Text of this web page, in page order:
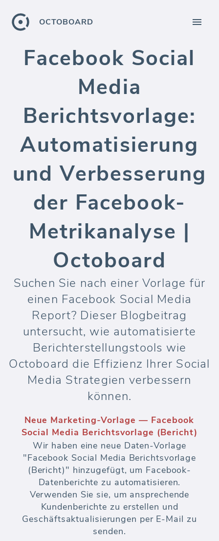
OCTOBOARD
Facebook Social
Media
Berichtsvorlage:
Automatisierung
und Verbesserung
der Facebook-
Metrikanalyse |
Octoboard
Suchen Sie nach einer Vorlage für
einen Facebook Social Media
Report? Dieser Blogbeitrag
untersucht, wie automatisierte
Berichterstellungstools wie
Octoboard die Effizienz Ihrer Social
Media Strategien verbessern
können.
Neue Marketing-Vorlage — Facebook
Social Media Berichtsvorlage (Bericht)
Wir haben eine neue Daten-Vorlage
"Facebook Social Media Berichtsvorlage
(Bericht)" hinzugefügt, um Facebook-
Datenberichte zu automatisieren.
Verwenden Sie sie, um ansprechende
Kundenberichte zu erstellen und
Geschäftsaktualisierungen per E-Mail zu
senden.